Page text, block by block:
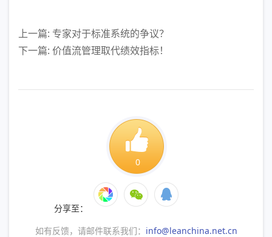
上一篇: 专家对于标准系统的争议？
下一篇: 价值流管理取代绩效指标！
0
分享至：
如有反馈，请邮件联系我们： info@leanchina.net.cn